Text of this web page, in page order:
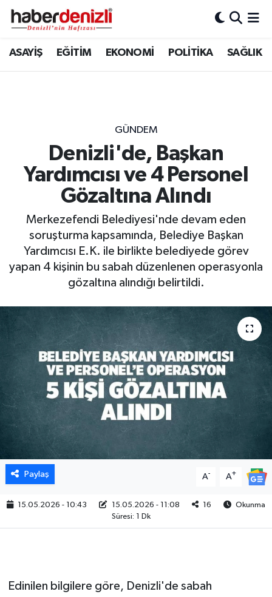
ASAYİŞ EĞİTİM EKONOMİ POLİTİKA SAĞLIK
GÜNDEM
Denizli'de, Başkan
Yardımcısı ve 4 Personel
Gözaltına Alındı
Merkezefendi Belediyesi'nde devam eden
soruşturma kapsamında, Belediye Başkan
Yardımcısı E.K. ile birlikte belediyede görev
yapan 4 kişinin bu sabah düzenlenen operasyonla
gözaltına alındığı belirtildi.
Paylaş A- A+
15.05.2026 - 10:43 15.05.2026 - 11:08 16
Okunma
Süresi: 1 Dk
Edinilen bilgilere göre, Denizli'de sabah
Denizli Nöbetçi Eczaneler
Tüm Manşetler
Son Dakika Haberleri
Haber Arşivi